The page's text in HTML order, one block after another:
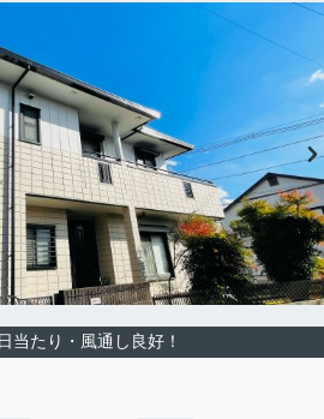
当たり・風通し良好！